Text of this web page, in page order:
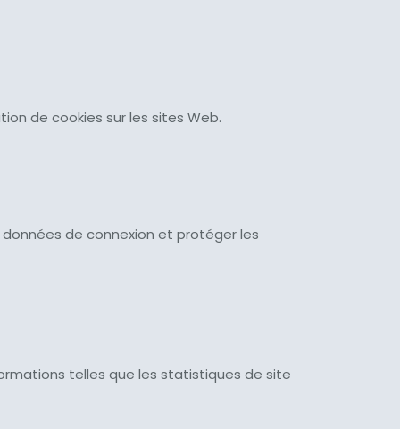
de cookies sur les sites Web.
de connexion et protéger les
telles que les statistiques de site